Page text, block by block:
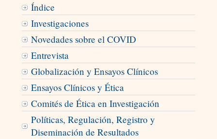
Índice
Investigaciones
Novedades sobre el COVID
Entrevista
Globalización y Ensayos Clínicos
Ensayos Clínicos y Ética
Comités de Ética en Investigación
Políticas, Regulación, Registro y
Diseminación de Resultados